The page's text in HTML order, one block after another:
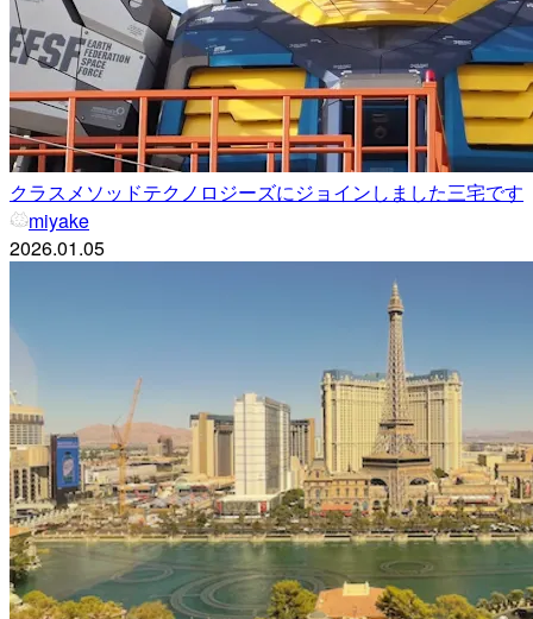
クラスメソッドテクノロジーズにジョインしました三宅です
miyake
2026.01.05